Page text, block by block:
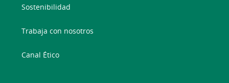
Sostenibilidad
Trabaja con nosotros
Canal Ético